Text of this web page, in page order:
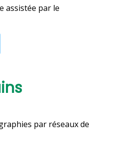
assistée par le
par réseaux de